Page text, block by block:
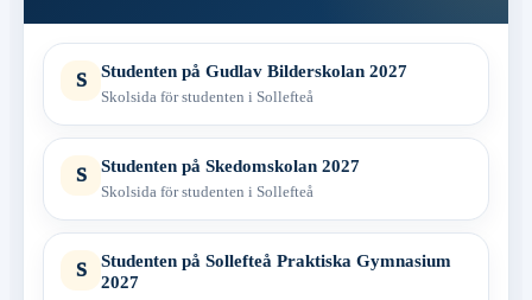
S Studenten på Gudlav Bilderskolan 2027
Skolsida för studenten i Sollefteå
S Studenten på Skedomskolan 2027
Skolsida för studenten i Sollefteå
S
Studenten på Sollefteå Praktiska Gymnasium
2027